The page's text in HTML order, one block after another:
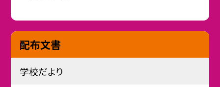
配布文書
学校だより